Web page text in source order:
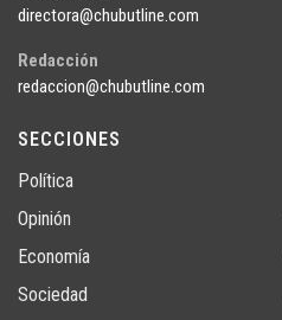
directora@chubutline.com
Redacción
redaccion@chubutline.com
SECCIONES
Política
Opinión
Economía
Sociedad